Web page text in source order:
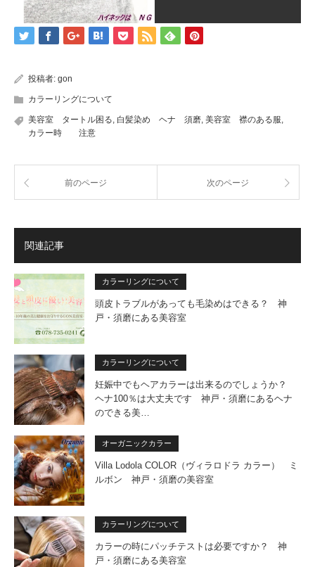
投稿者: gon
カラーリングについて
美容室 タートル困る, 白髪染め ヘナ 須磨, 美容室 襟のある服,
カラー時 注意
前のページ 次のページ
関連記事
カラーリングについて
頭皮トラブルがあっても毛染めはできる？ 神
戸・須磨にある美容室
カラーリングについて
妊娠中でもヘアカラーは出来るのでしょうか？
ヘナ100％は大丈夫です 神戸・須磨にあるヘナ
のできる美…
オーガニックカラー
Villa Lodola COLOR（ヴィラロドラ カラー） ミ
ルボン 神戸・須磨の美容室
カラーリングについて
カラーの時にパッチテストは必要ですか？ 神
戸・須磨にある美容室